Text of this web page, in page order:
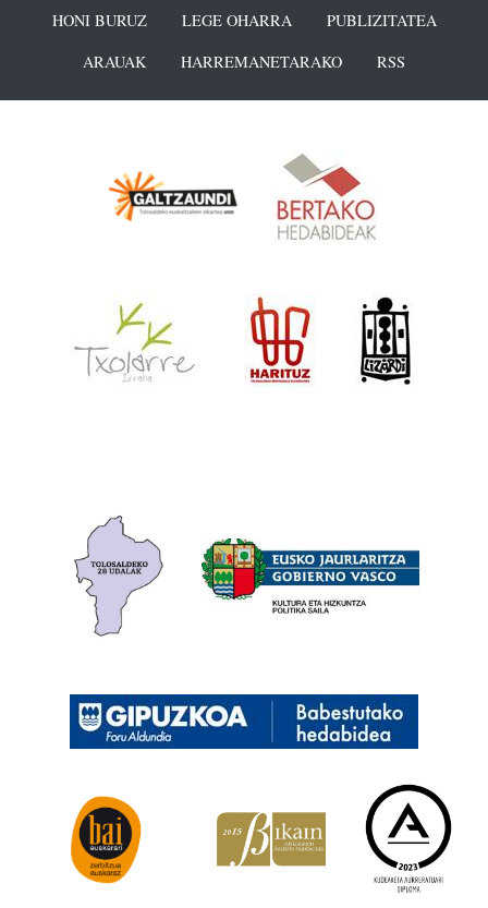
HONI BURUZ LEGE OHARRA
PUBLIZITATEA
ARAUAK
HARREMANETARAKO RSS